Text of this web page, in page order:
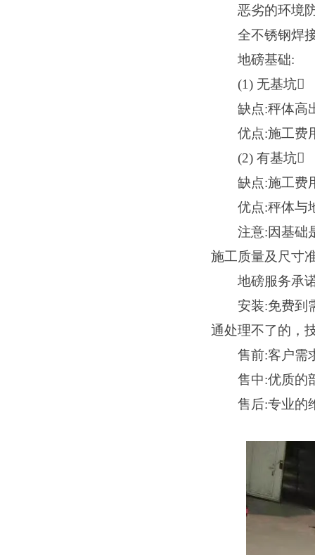
恶劣的环境
全不锈钢焊
地磅基础:
(1) 无基坑
缺点:秤体高
优点:施工费
(2) 有基坑
缺点:施工费
优点:秤体与
注意:因基础
施工质量及尺寸
地磅服务承
安装:免费到
通处理不了的，
售前:客户需
售中:优质的
售后:专业的